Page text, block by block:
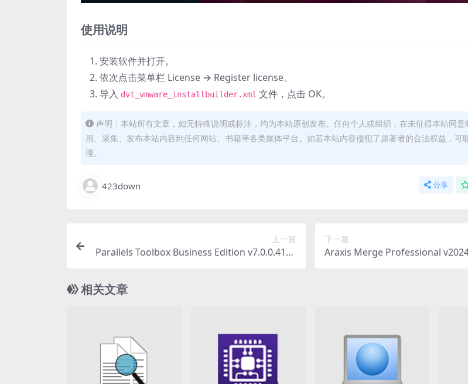
使用说明
安装软件并打开。
依次点击菜单栏 License → Register license。
导入 dvt_vmware_installbuilder.xml 文件，点击 OK。
声明：本站所有文章，如无特殊说明或标注，均为本站原创发布。任何个人或组织，在未征得本站同意
用、采集、发布本站内容到任何网站、书籍等各类媒体平台。如若本站内容侵犯了原著者的合法权益，可
理。
423down 分享
上一篇
Parallels Toolbox Business Edition v7.0.0.4147
下一篇
Araxis Merge Professional
相关文章